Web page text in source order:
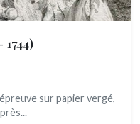
1744)
sur papier vergé,